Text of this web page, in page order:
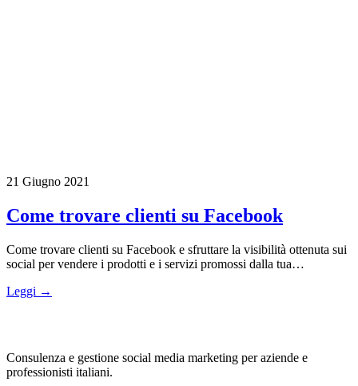
21 Giugno 2021
Come trovare clienti su Facebook
Come trovare clienti su Facebook e sfruttare la visibilità ottenuta sui
social per vendere i prodotti e i servizi promossi dalla tua…
Leggi →
Consulenza e gestione social media marketing per aziende e
professionisti italiani.